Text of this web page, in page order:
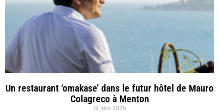
Un restaurant ‘omakase’ dans le futur hôtel de Mauro
Colagreco à Menton
19 juin 2026